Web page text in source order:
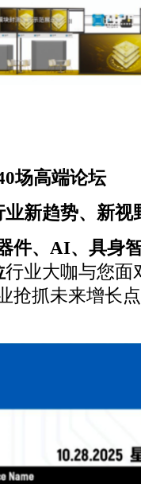
场高端论坛
业新趋势、新视
件、AI、具身
行业大咖与您面
抢抓未来增长